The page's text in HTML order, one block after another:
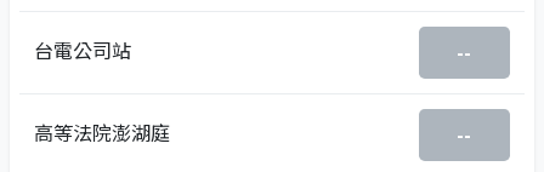
台電公司站 --
高等法院澎湖庭 --